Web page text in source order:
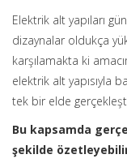
Elektrik alt yapıları
dizaynalar oldukça
karşılamakta ki
elektrik alt yapısıyla
tek bir elde
Bu kapsamda
şekilde